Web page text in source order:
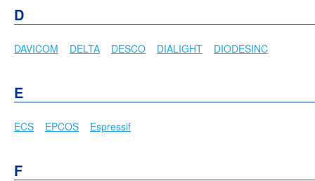
D
DAVICOM DELTA DESCO DIALIGHT DIODESINC
E
ECS EPCOS Espressif
F